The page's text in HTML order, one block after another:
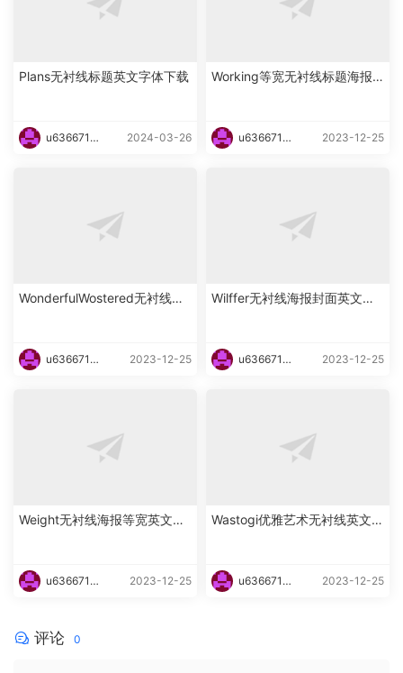
Plans无衬线标题英文字体下载
u6366719
2024-03-26
Working等宽无衬线标题海报
u6366719
2023-12-25
WonderfulWostered无衬线海
u6366719
2023-12-25
Wilffer无衬线海报封面英文字
u6366719
2023-12-25
Weight无衬线海报等宽英文字
u6366719
2023-12-25
Wastogi优雅艺术无衬线英文字
u6366719
2023-12-25
评论 0